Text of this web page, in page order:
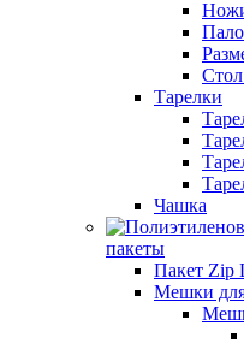
Тарелки
Чашка
пакеты
Пакет Zip
Мешки